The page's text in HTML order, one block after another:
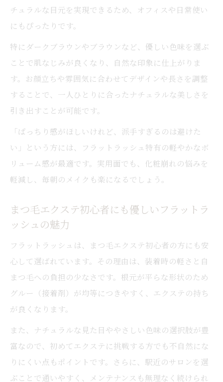
体験
まつ毛パーマ以上の満足感を追求するなら
まつ毛パーマに物足りなさを感じたらフラ
ットラッシュを
自然さと持ちを両立するフラットラッシュ
の選択肢
まつ毛パーマからフラットラッシュへ切り
替えのメリット
フラットラッシュはパーマとの違いを徹底
解説
パーマ後のタイミングでフラットラッシュ
肌になじむ優しい色味で印象アップ
な仕上がりに
肌色になじむフラットラッシュのカラーバ
リエーション
色味選びで差がつくフラットラッシュの魅
力
まつ毛エクステと色味のバランスで印象を
チュラルな目元を実現できるため、オフィスや日常使い
にもぴったりです。
特にダークブラウンやブラウンなど、優しい色味を選ぶ
ことで肌なじみが良くなり、自然な印象に仕上がりま
す。お顔立ちや雰囲気に合わせてデザインや長さを調整
することで、一人ひとりに合ったナチュラルな美しさを
引き出すことが可能です。
「ぱっちり感がほしいけれど、派手すぎるのは避けた
い」という方には、フラットラッシュ特有の軽やかなボ
リューム感が最適です。実用面でも、化粧崩れの悩みを
軽減し、毎朝のメイクも楽になるでしょう。
まつ毛エクステ初心者にも優しいフラットラ
ッシュの魅力
フラットラッシュは、まつ毛エクステ初心者の方にも安
心して選ばれています。その理由は、装着時の軽さと自
まつ毛への負担の少なさです。根元が平らな形状のため
グルー（接着剤）が均等につきやすく、エクステの持ち
が良くなります。
また、ナチュラルな見た目ややさしい色味の選択肢が豊
富なので、初めてエクステに挑戦する方でも不自然にな
りにくい点もポイントです。さらに、駅近のサロンを選
ぶことで通いやすく、メンテナンスも無理なく続けられ